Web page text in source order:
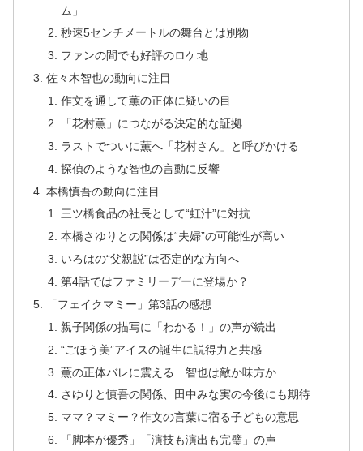
ム」
秒速5センチメートルの舞台とは別物
ファンの間でも好評のロケ地
佐々木智也の動向に注目
作文を通して薫の正体に疑いの目
「花村薫」につながる決定的な証拠
ラストでついに薫へ「花村さん」と呼びかける
探偵のような智也の言動に反響
本橋慎吾の動向に注目
三ツ橋食品の社長として“虹汁”に対抗
本橋さゆりとの関係は“夫婦”の可能性が高い
いろはの“父親説”は否定的な方向へ
第4話ではファミリーデーに登場か？
「フェイクマミー」第3話の感想
親子関係の描写に「わかる！」の声が続出
“ごほう美”アイスの誕生に説得力と共感
薫の正体バレに震える…智也は敵か味方か
さゆりと慎吾の関係、田中みな実の今後にも期待
ママ？マミー？作文の言葉に宿る子どもの意思
「脚本が優秀」「演技も演出も完璧」の声